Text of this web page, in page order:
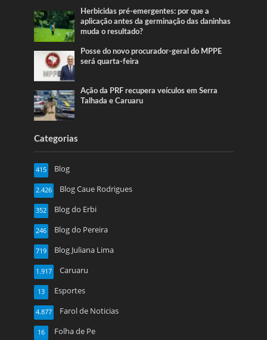
Herbicidas pré-emergentes: por que a
aplicação antes da germinação das daninhas
muda o resultado?
Posse do novo procurador-geral do MPPE
será quarta-feira
Ação da PRF recupera veículos em Serra
Talhada e Caruaru
Categorias
Blog
415
Blog Caue Rodrigues
2.426
Blog do Erbi
352
Blog do Pereira
246
Blog Juliana Lima
719
Caruaru
1.917
Esportes
13
Farol de Noticias
4.877
Folha de Pe
16